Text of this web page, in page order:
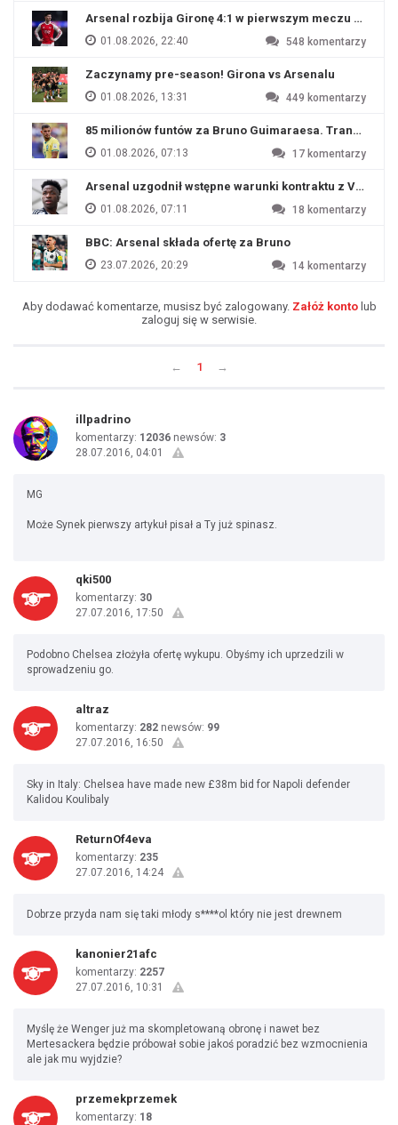
Arsenal rozbija Gironę 4:1 w pierwszym meczu
01.08.2026, 22:40 548 komentarzy
Zaczynamy pre-season! Girona vs Arsenalu
01.08.2026, 13:31 449 komentarzy
85 milionów funtów za Bruno Guimaraesa. Transfer
01.08.2026, 07:13 17 komentarzy
Arsenal uzgodnił wstępne warunki kontraktu z
01.08.2026, 07:11 18 komentarzy
BBC: Arsenal składa ofertę za Bruno
23.07.2026, 20:29 14 komentarzy
Aby dodawać komentarze, musisz być zalogowany. Załóż kontolub
zaloguj się w serwisie.
← 1 →
illpadrino
komentarzy: 12036 newsów: 3
28.07.2016, 04:01
MG
Może Synek pierwszy artykuł pisał a Ty już spinasz.
qki500
komentarzy: 30
27.07.2016, 17:50
Podobno Chelsea złożyła ofertę wykupu. Obyśmy ich uprzedzili w
sprowadzeniu go.
altraz
komentarzy: 282 newsów: 99
27.07.2016, 16:50
Sky in Italy: Chelsea have made new £38m bid for Napoli defender
Kalidou Koulibaly
ReturnOf4eva
komentarzy: 235
27.07.2016, 14:24
Dobrze przyda nam się taki młody s****ol który nie jest drewnem
kanonier21afc
komentarzy: 2257
27.07.2016, 10:31
Myślę że Wenger już ma skompletowaną obronę i nawet bez
Mertesackera będzie próbował sobie jakoś poradzić bez wzmocnienia
ale jak mu wyjdzie?
przemekprzemek
komentarzy: 18